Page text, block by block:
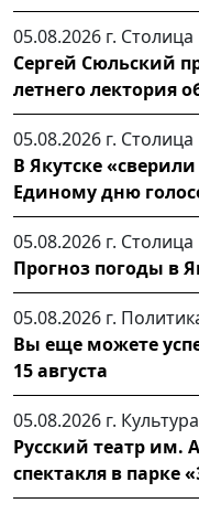
05.08.2026 г. Столица
Сергей Сюльский
летнего лектория
05.08.2026 г. Столица
В Якутске
Единому дню
05.08.2026 г. Столица
Прогноз погоды в
05.08.2026 г.
Вы еще можете
15 августа
05.08.2026 г. Культура
Русский театр им.
спектакля в парке